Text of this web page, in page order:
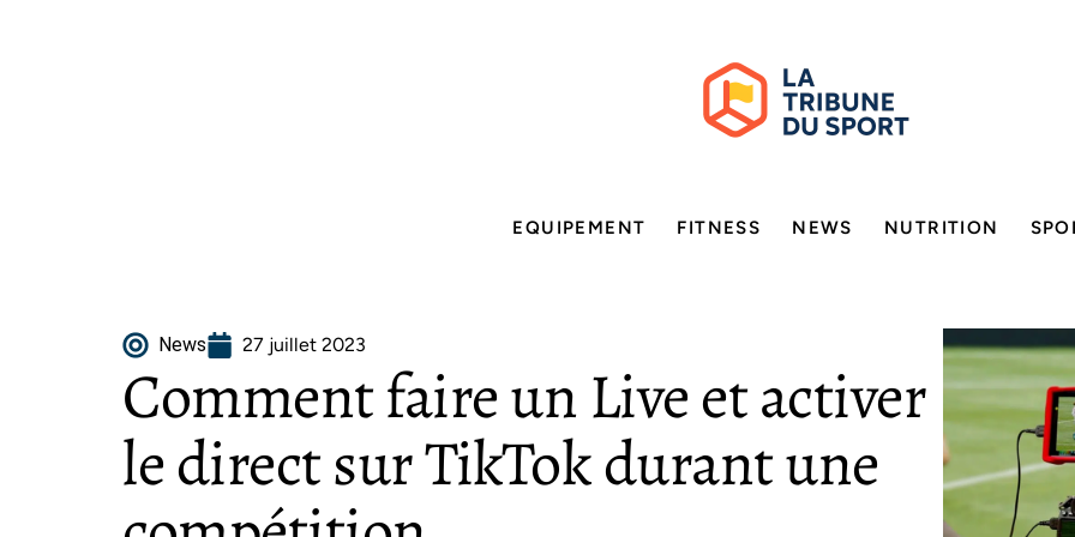
EQUIPEMENT FITNESS NEWS NUTRITION
News 27 juillet 2023
Comment faire un Live et activer
le direct sur TikTok durant une